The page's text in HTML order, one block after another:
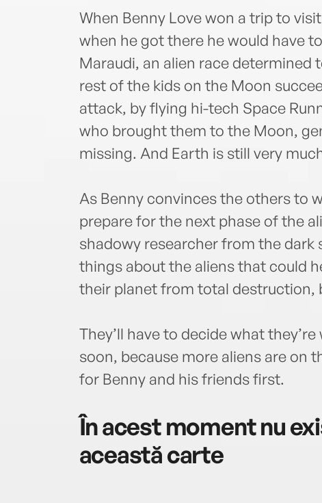
When Benny Love won a trip to
when he got there he would have
Maraudi, an alien race determined
rest of the kids on the Moon
attack, by flying hi-tech Space
who brought them to the Moon,
missing. And Earth is still very
As Benny convinces the others to
prepare for the next phase of the
shadowy researcher from the dark
things about the aliens that could
their planet from total destruction,
They’ll have to decide what
soon, because more aliens are on
for Benny and his friends first.
În acest moment nu
această carte